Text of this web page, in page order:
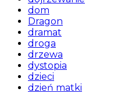
dom
Dragon
dramat
droga
drzewa
dystopia
dzieci
dzień matki